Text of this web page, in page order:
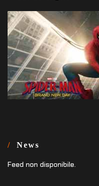
News
Feed non disponibile.